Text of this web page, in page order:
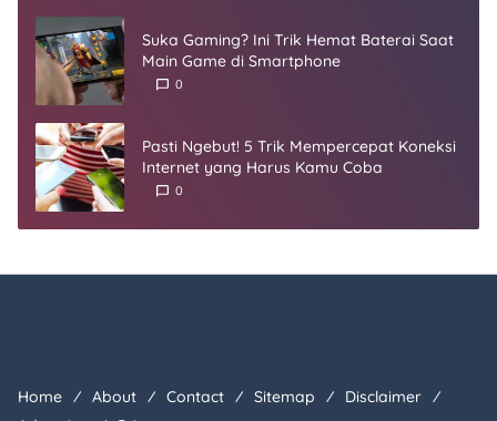
Suka Gaming? Ini Trik Hemat Baterai Saat
Main Game di Smartphone
0
Pasti Ngebut! 5 Trik Mempercepat Koneksi
Internet yang Harus Kamu Coba
0
Home About Contact Sitemap
Disclaimer